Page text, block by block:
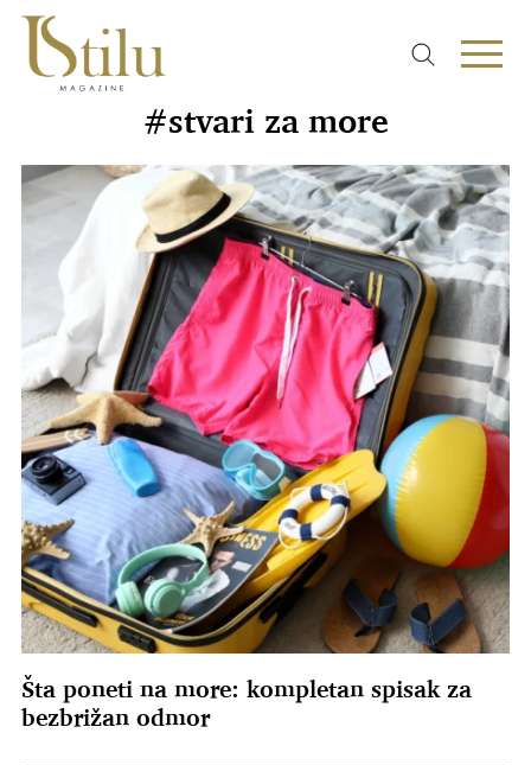
#stvari za more
Šta poneti na more: kompletan spisak za
bezbrižan odmor